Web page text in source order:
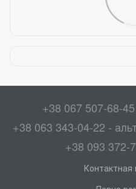
+38 067 507-68-45
+38 063 343-04-22 -
+38 093 372-